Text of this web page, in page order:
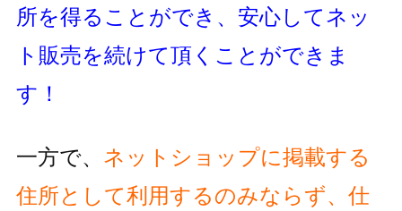
所を得ることができ、 安心してネッ
ト販売を続けて頂くことができま
す！
一方で、 ネットショップに掲載する
住所として利用するのみならず、 仕